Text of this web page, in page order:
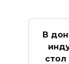
В
стол